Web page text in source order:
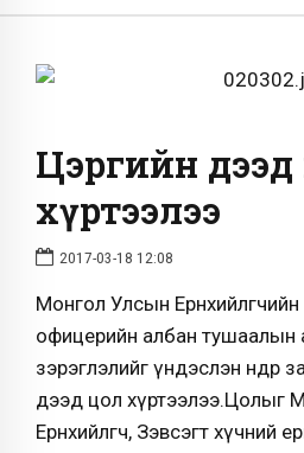
Цэргийн дээд
хүртээлээ
2017-03-18 12:08
Монгол Улсын
офицерийн албан тушаалын
зэрэглэлийг үндэслэн
дээд цол хүртээлээ.Цолыг
Ерөнхийлөгч, Зэвсэгт хүчний